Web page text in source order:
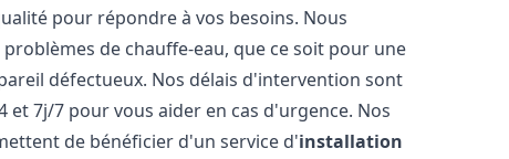
pour répondre à vos besoins. Nous
de chauffe-eau, que ce soit pour une
défectueux. Nos délais d'intervention sont
7j/7 pour vous aider en cas d'urgence. Nos
de bénéficier d'un service d'installation